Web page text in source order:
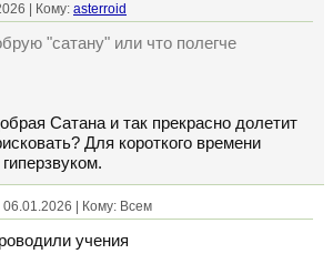
| Кому: asterroid
"сатану" или что полегче
Сатана и так прекрасно долетит
Для короткого времени
06.01.2026 | Кому: Всем
учения